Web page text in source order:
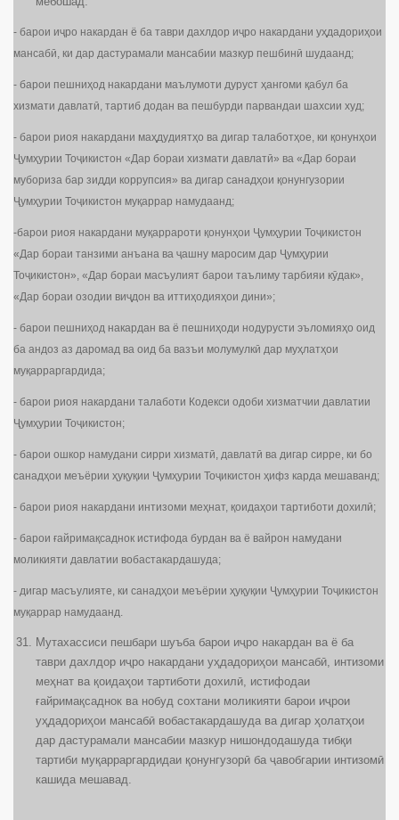
- барои иҷро накардан ё ба таври дахлдор иҷро накардани уҳдадориҳои
мансабӣ, ки дар дастурамали мансабии мазкур пешбинӣ шудаанд;
- барои пешниҳод накардани маълумоти дуруст ҳангоми қабул ба
хизмати давлатӣ, тартиб додан ва пешбурди парвандаи шахсии худ;
- барои риоя накардани маҳдудиятҳо ва дигар талаботҳое, ки қонунҳои
Ҷумҳурии Тоҷикистон «Дар бораи хизмати давлатӣ» ва «Дар бораи
мубориза бар зидди коррупсия» ва дигар санадҳои қонунгузории
Ҷумҳурии Тоҷикистон муқаррар намудаанд;
-барои риоя накардани муқаррароти қонунҳои Ҷумҳурии Тоҷикистон
«Дар бораи танзими анъана ва ҷашну маросим дар Ҷумҳурии
Тоҷикистон», «Дар бораи масъулият барои таълиму тарбияи кӯдак»,
«Дар бораи озодии виҷдон ва иттиҳодияҳои дини»;
- барои пешниҳод накардан ва ё пешниҳоди нодурусти эъломияҳо оид
ба андоз аз даромад ва оид ба вазъи молумулкӣ дар муҳлатҳои
муқарраргардида;
- барои риоя накардани талаботи Кодекси одоби хизматчии давлатии
Ҷумҳурии Тоҷикистон;
- барои ошкор намудани сирри хизматӣ, давлатӣ ва дигар сирре, ки бо
санадҳои меъёрии ҳуқуқии Ҷумҳурии Тоҷикистон ҳифз карда мешаванд;
- барои риоя накардани интизоми меҳнат, қоидаҳои тартиботи дохилӣ;
- барои ғайримақсаднок истифода бурдан ва ё вайрон намудани
моликияти давлатии вобастакардашуда;
- дигар масъулияте, ки санадҳои меъёрии ҳуқуқии Ҷумҳурии Тоҷикистон
муқаррар намудаанд.
Мутахассиси пешбари шуъба барои иҷро накардан ва ё ба
таври дахлдор иҷро накардани уҳдадориҳои мансабӣ, интизоми
меҳнат ва қоидаҳои тартиботи дохилӣ, истифодаи
ғайримақсаднок ва нобуд сохтани моликияти барои иҷрои
уҳдадориҳои мансабӣ вобастакардашуда ва дигар ҳолатҳои
дар дастурамали мансабии мазкур нишондодашуда тибқи
тартиби муқарраргардидаи қонунгузорӣ ба ҷавобгарии интизомӣ
кашида мешавад.